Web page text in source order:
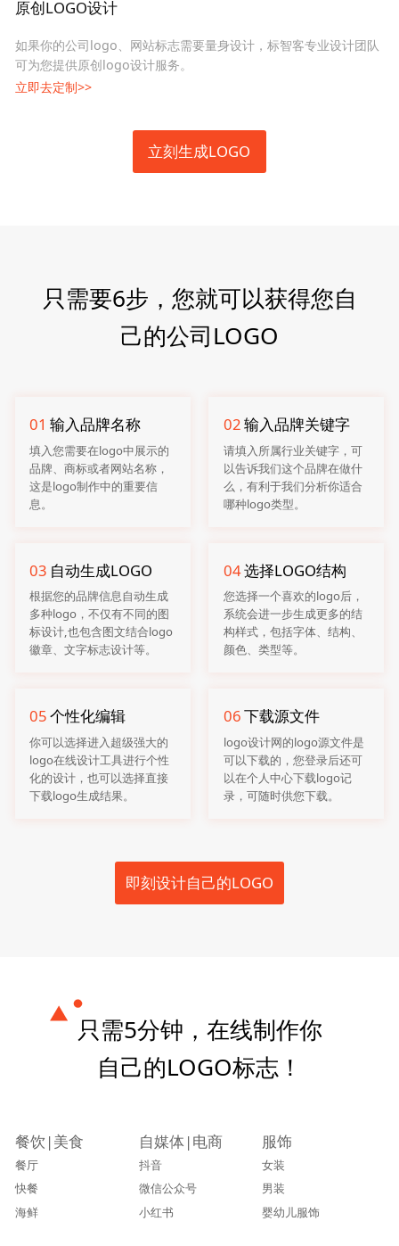
原创LOGO设计
如果你的公司logo、网站标志需要量身设计，标智客专业设计团队
可为您提供原创logo设计服务。
立即去定制>>
立刻生成LOGO
只需要6步，您就可以获得您自
己的公司LOGO
01 输入品牌名称
填入您需要在logo中展示的
品牌、商标或者网站名称，
这是logo制作中的重要信
息。
02输入品牌关键字
请填入所属行业关键字，可
以告诉我们这个品牌在做什
么，有利于我们分析你适合
哪种logo类型。
03 自动生成LOGO
根据您的品牌信息自动生成
多种logo，不仅有不同的图
标设计,也包含图文结合logo
徽章、文字标志设计等。
04选择LOGO结构
您选择一个喜欢的logo后，
系统会进一步生成更多的结
构样式，包括字体、结构、
颜色、类型等。
05个性化编辑
你可以选择进入超级强大的
logo在线设计工具进行个性
化的设计，也可以选择直接
下载logo生成结果。
06下载源文件
logo设计网的logo源文件是
可以下载的，您登录后还可
以在个人中心下载logo记
录，可随时供您下载。
即刻设计自己的LOGO
只需5分钟，在线制作你
自己的LOGO标志！
餐饮|美食
餐厅
快餐
海鲜
自媒体|电商
抖音
微信公众号
小红书
服饰
女装
男装
婴幼儿服饰